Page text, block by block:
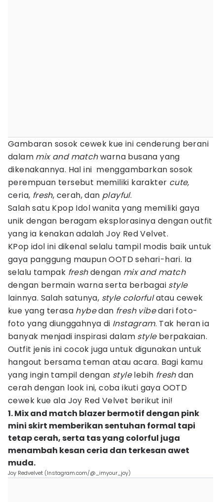
Gambaran sosok cewek kue ini cenderung berani
dalam mix and matchwarna busana yang
dikenakannya. Hal ini menggambarkan sosok
perempuan tersebut memiliki karakter cute,
ceria, fresh, cerah, dan playful.
Salah satu Kpop Idol wanita yang memiliki gaya
unik dengan beragam eksplorasinya dengan outfit
yang ia kenakan adalah Joy Red Velvet.
KPop idol ini dikenal selalu tampil modis baik untuk
gaya panggung maupun OOTD sehari-hari. Ia
selalu tampak freshdengan mix and match
dengan bermain warna serta berbagai style
lainnya. Salah satunya, style colorfulatau cewek
kue yang terasa hybedan fresh vibedari foto-
foto yang diunggahnya di Instagram. Tak heran ia
banyak menjadi inspirasi dalam styleberpakaian.
Outfit jenis ini cocok juga untuk digunakan untuk
hangout bersama teman atau acara. Bagi kamu
yang ingin tampil dengan stylelebih freshdan
cerah dengan look ini, coba ikuti gaya OOTD
cewek kue ala Joy Red Velvet berikut ini!
1. Mix and match blazer bermotif dengan pink
mini skirt memberikan sentuhan formal tapi
tetap cerah, serta tas yang colorful juga
menambah kesan ceria dan terkesan awet
muda.
Joy Redvelvet (Instagram.com/@_imyour_joy)